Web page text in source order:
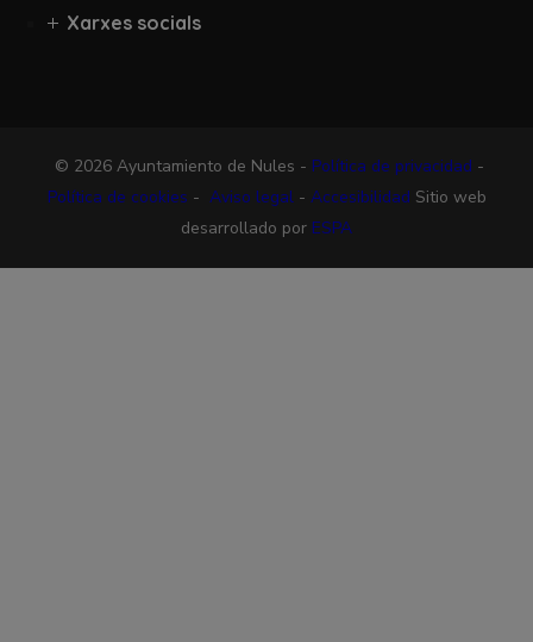
Xarxes socials
© 2026 Ayuntamiento de Nules - Política de privacidad -
Política de cookies - Aviso legal- Accesibilidad Sitio web
desarrollado por ESPA